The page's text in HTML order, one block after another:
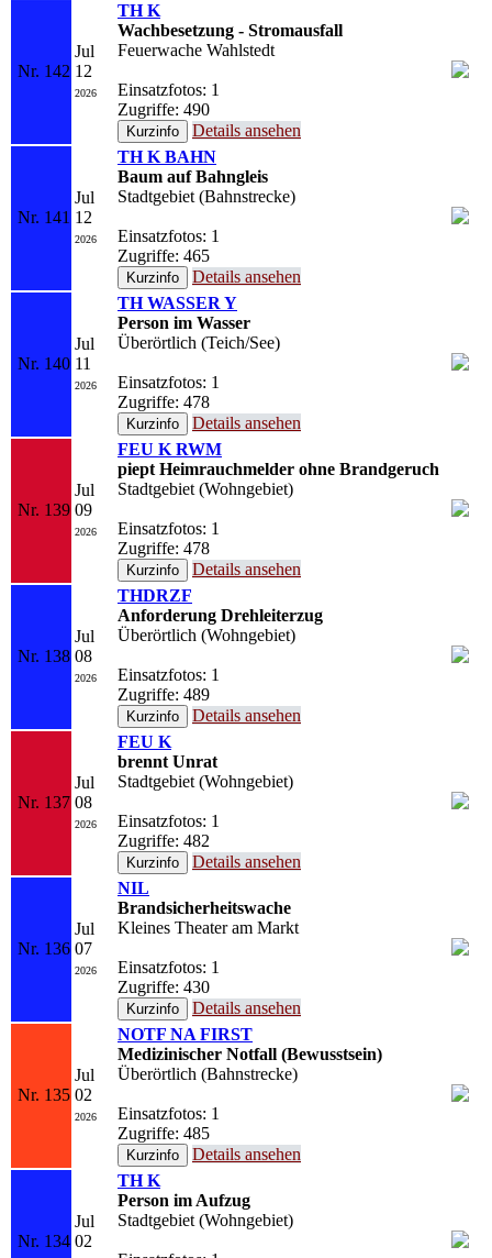
Nr. 142
Jul
12
2026
TH K
Wachbesetzung - Stromausfall
Feuerwache Wahlstedt
Einsatzfotos: 1
Zugriffe: 490
Details ansehen
Nr. 141
Jul
12
2026
TH K BAHN
Baum auf Bahngleis
Stadtgebiet (Bahnstrecke)
Einsatzfotos: 1
Zugriffe: 465
Details ansehen
Nr. 140
Jul
11
2026
TH WASSER Y
Person im Wasser
Überörtlich (Teich/See)
Einsatzfotos: 1
Zugriffe: 478
Details ansehen
Nr. 139
Jul
09
2026
FEU K RWM
piept Heimrauchmelder ohne Brandgeruch
Stadtgebiet (Wohngebiet)
Einsatzfotos: 1
Zugriffe: 478
Details ansehen
Nr. 138
Jul
08
2026
THDRZF
Anforderung Drehleiterzug
Überörtlich (Wohngebiet)
Einsatzfotos: 1
Zugriffe: 489
Details ansehen
Nr. 137
Jul
08
2026
FEU K
brennt Unrat
Stadtgebiet (Wohngebiet)
Einsatzfotos: 1
Zugriffe: 482
Details ansehen
Nr. 136
Jul
07
2026
NIL
Brandsicherheitswache
Kleines Theater am Markt
Einsatzfotos: 1
Zugriffe: 430
Details ansehen
Nr. 135
Jul
02
2026
NOTF NA FIRST
Medizinischer Notfall (Bewusstsein)
Überörtlich (Bahnstrecke)
Einsatzfotos: 1
Zugriffe: 485
Details ansehen
Nr. 134
Jul
02
TH K
Person im Aufzug
Stadtgebiet (Wohngebiet)